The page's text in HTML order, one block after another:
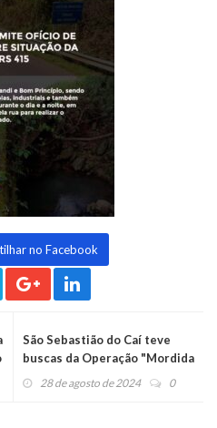
no Facebook
São Sebastião do Caí teve
buscas da Operação "Mordida
Cruzada"
28 de agosto de 2024 0